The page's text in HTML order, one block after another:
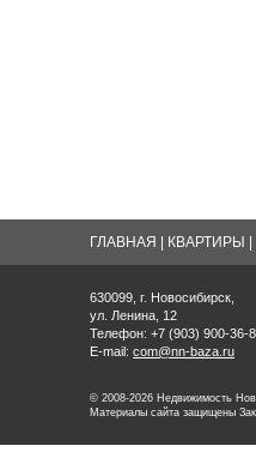
ГЛАВНАЯ КВАРТИРЫ
630099, г. Новосибирск,
ул. Ленина, 12
Телефон: +7 (903) 900-36-
E-mail: com@nn-baza.ru
© 2008-2026 Недвижимость
Материалы сайта защищены